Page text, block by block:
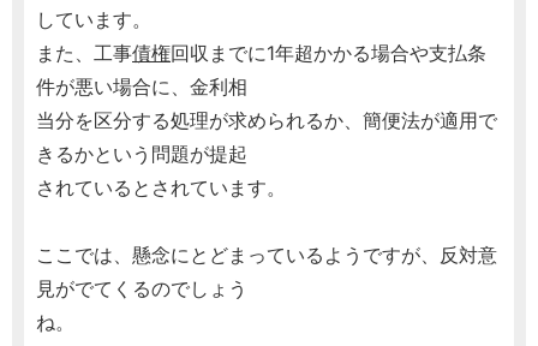
しています。
また、工事債権回収までに1年超かかる場合や支払条
件が悪い場合に、金利相
当分を区分する処理が求められるか、簡便法が適用で
きるかという問題が提起
されているとされています。
ここでは、懸念にとどまっているようですが、反対意
見がでてくるのでしょう
ね。